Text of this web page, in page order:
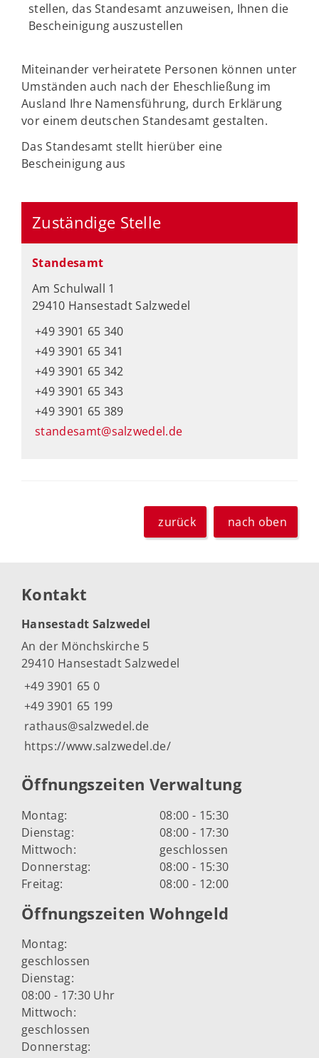
stellen, das Standesamt anzuweisen, Ihnen die
Bescheinigung auszustellen
Miteinander verheiratete Personen können unter
Umständen auch nach der Eheschließung im
Ausland Ihre Namensführung, durch Erklärung
vor einem deutschen Standesamt gestalten.
Das Standesamt stellt hierüber eine
Bescheinigung aus
Zuständige Stelle
Standesamt
Am Schulwall 1
29410 Hansestadt Salzwedel
+49 3901 65 340
+49 3901 65 341
+49 3901 65 342
+49 3901 65 343
+49 3901 65 389
standesamt@salzwedel.de
zurück nach oben
Kontakt
Hansestadt Salzwedel
An der Mönchskirche 5
29410 Hansestadt Salzwedel
+49 3901 65 0
+49 3901 65 199
rathaus@salzwedel.de
https://www.salzwedel.de/
Öffnungszeiten Verwaltung
Montag:
08:00 - 15:30
Dienstag:
08:00 - 17:30
Mittwoch:
geschlossen
Donnerstag:
08:00 - 15:30
Freitag:
08:00 - 12:00
Öffnungszeiten Wohngeld
Montag:
geschlossen
Dienstag:
08:00 - 17:30 Uhr
Mittwoch:
geschlossen
Donnerstag: